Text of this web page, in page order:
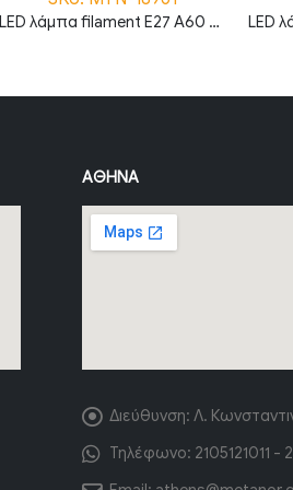
LED λάμπα filament E27 A60 7W 2700K θερμό λευκό amber και διάφανο
ΑΘΉΝΑ
Διεύθυνση: Λ.
Τηλέφωνο: 2105121011 -